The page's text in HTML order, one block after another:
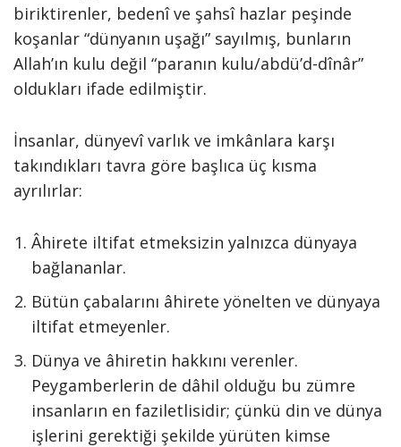
biriktirenler, bedenî ve şahsî hazlar peşinde
koşanlar “dünyanın uşağı” sayılmış, bunların
Allah’ın kulu değil “paranın kulu/abdü’d-dînâr”
oldukları ifade edilmiştir.
İnsanlar, dünyevî varlık ve imkânlara karşı
takındıkları tavra göre başlıca üç kısma
ayrılırlar:
Âhirete iltifat etmeksizin yalnızca dünyaya
bağlananlar.
Bütün çabalarını âhirete yönelten ve dünyaya
iltifat etmeyenler.
Dünya ve âhiretin hakkını verenler.
Peygamberlerin de dâhil olduğu bu zümre
insanların en faziletlisidir; çünkü din ve dünya
işlerini gerektiği şekilde yürüten kimse